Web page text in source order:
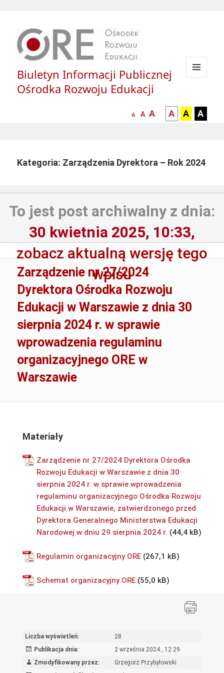
Biuletyn Informacji Publicznej
Ośrodka Rozwoju Edukacji
mniejsza
A
normalna
A
większa-
czcionka
A
kontrast
czarny
tle
A
kontrast
czarny
tle
A
żółty
tle
A
Kategoria: Zarządzenia Dyrektora – Rok 2024
To jest post archiwalny z dnia:
30 kwietnia 2025, 10:33,
zobacz aktualną wersję tego
wpisu
Zarządzenie nr 27/2024
Dyrektora Ośrodka Rozwoju
Edukacji w Warszawie z dnia 30
sierpnia 2024 r. w sprawie
wprowadzenia regulaminu
organizacyjnego ORE w
Warszawie
Materiały
Zarządzenie nr 27/2024 Dyrektora Ośrodka
Rozwoju Edukacji w Warszawie z dnia 30
sierpnia 2024 r. w sprawie wprowadzenia
regulaminu organizacyjnego Ośrodka Rozwoju
Edukacji w Warszawie, zatwierdzonego przed
Dyrektora Generalnego Ministerstwa Edukacji
Narodowej w dniu 29 sierpnia 2024 r.
Regulamin organizacyjny ORE
Schemat organizacyjny ORE
Liczba wyświetleń:
28
Publikacja dnia:
2 września 2024 , 12:29
Zmodyfikowany przez:
Grzegorz Przybyłowski